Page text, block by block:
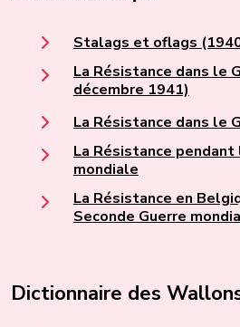
Stalags et oflags
La Résistance dans le
décembre 1941)
La Résistance dans le
La Résistance pendant
mondiale
La Résistance en
Seconde Guerre
Dictionnaire des